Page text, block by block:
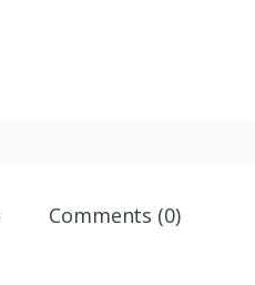
Comments (0)